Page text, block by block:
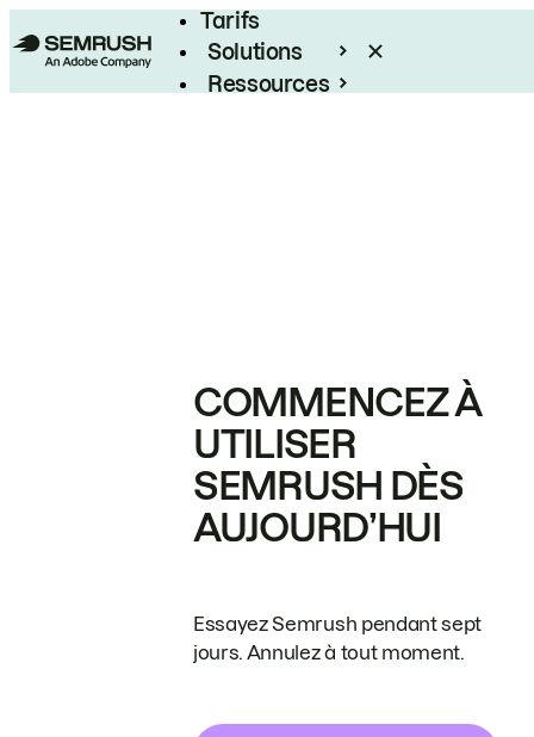
Tarifs
Solutions
Ressources
COMMENCEZ À
UTILISER
SEMRUSH DÈS
AUJOURD’HUI
Essayez Semrush pendant sept
jours. Annulez à tout moment.